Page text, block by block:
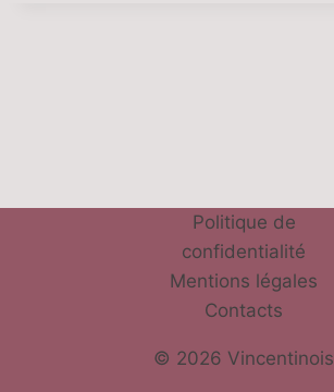
Politique de
confidentialité
Mentions légales
Contacts
© 2026 Vincentinois